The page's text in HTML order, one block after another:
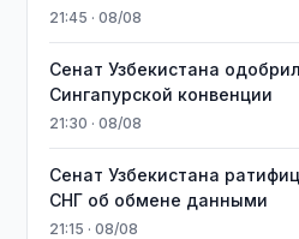
21:45 · 08/08
Сенат Узбекистана
Сингапурской конвенции
21:30 · 08/08
Сенат Узбекистана
СНГ об обмене данными
21:15 · 08/08